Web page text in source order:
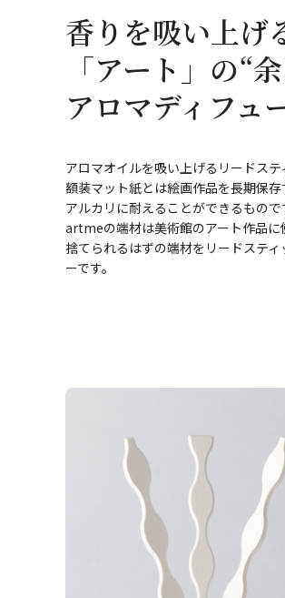
香りを吸い上げ
「アート」の“
アロマディフュ
アロマオイルを吸い上げるリードス
額装マット紙とは絵画作品を長期保
アルカリに耐えることができるもので
artmeの端材は美術館のアート作品に
捨てられるはずの端材をリードステ
ーです。